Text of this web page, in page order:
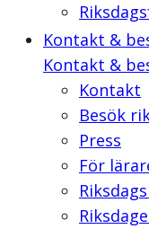
Kontakt &
Kontakt &
Kontakt
Besök
Press
För